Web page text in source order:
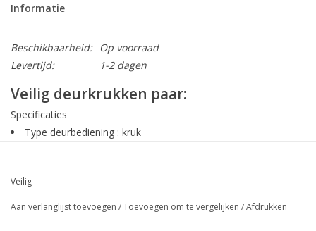
Informatie
Beschikbaarheid:
Op voorraad
Levertijd:
1-2 dagen
Veilig deurkrukken paar:
Specificaties
Type deurbediening : kruk
Inclusief bevestigingsmateriaal : ja
Brandwerendheid (DIN 18273) : nee
Veilig
Aan verlanglijst toevoegen /Toevoegen om te vergelijken /Afdrukken